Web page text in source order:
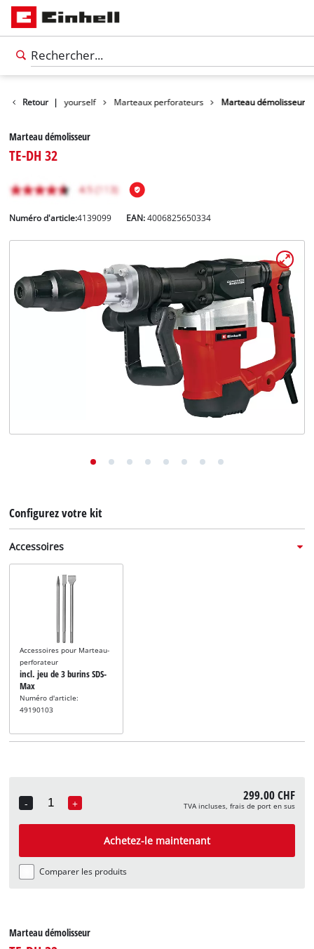
Français
FRFrançais
Retour |
Do it yourself Marteaux perforateurs Marteau démolisseur
Marteau démolisseur
TE-DH 32
Numéro d'article:4139099 EAN:4006825650334
Configurez votre kit
Accessoires
Accessoires pour Marteau-
perforateur
incl. jeu de 3 burins SDS-
Max
Numéro d'article:
49190103
-
Quantity
+ 299.00 CHF
TVA incluses, frais de port en sus
Achetez-le maintenant
Comparer les produits
Marteau démolisseur